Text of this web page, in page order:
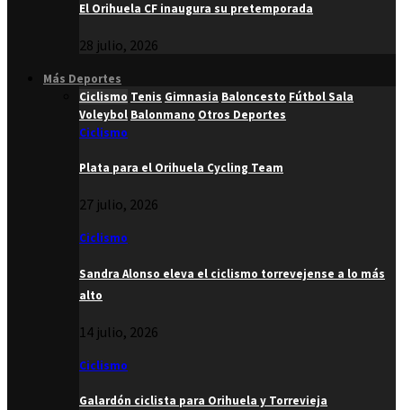
El Orihuela CF inaugura su pretemporada
28 julio, 2026
Más Deportes
Ciclismo Tenis Gimnasia Baloncesto Fútbol Sala
Voleybol Balonmano Otros Deportes
Ciclismo
Plata para el Orihuela Cycling Team
27 julio, 2026
Ciclismo
Sandra Alonso eleva el ciclismo torrevejense a lo más
alto
14 julio, 2026
Ciclismo
Galardón ciclista para Orihuela y Torrevieja